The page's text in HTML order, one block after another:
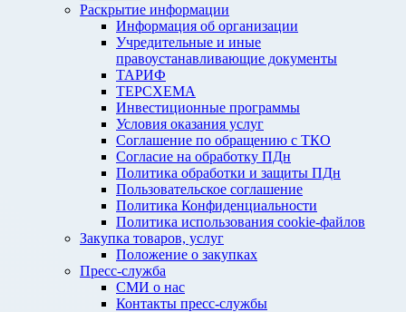
Раскрытие информации
Информация об организации
Учредительные и иные
правоустанавливающие документы
ТАРИФ
ТЕРСХЕМА
Инвестиционные программы
Условия оказания услуг
Соглашение по обращению с ТКО
Согласие на обработку ПДн
Политика обработки и защиты ПДн
Пользовательское соглашение
Политика Конфиденциальности
Политика использования cookie-файлов
Закупка товаров, услуг
Положение о закупках
Пресс-служба
СМИ о нас
Контакты пресс-службы